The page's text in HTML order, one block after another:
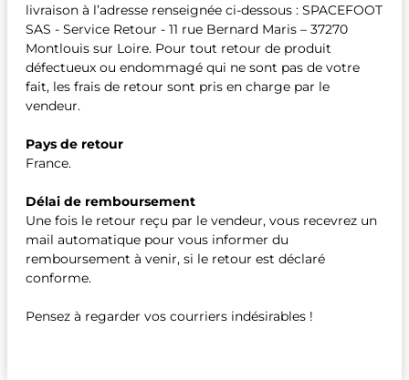
livraison à l’adresse renseignée ci-dessous : SPACEFOOT
SAS - Service Retour - 11 rue Bernard Maris – 37270
Montlouis sur Loire. Pour tout retour de produit
défectueux ou endommagé qui ne sont pas de votre
fait, les frais de retour sont pris en charge par le
vendeur.
Pays de retour
France.
Délai de remboursement
Une fois le retour reçu par le vendeur, vous recevrez un
mail automatique pour vous informer du
remboursement à venir, si le retour est déclaré
conforme.
Pensez à regarder vos courriers indésirables !